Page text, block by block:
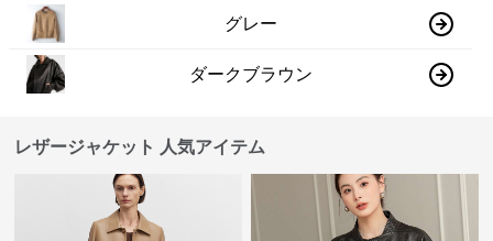
グレー
ダークブラウン
レザージャケット 人気アイテム